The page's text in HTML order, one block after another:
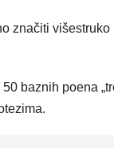
značiti
baznih poena